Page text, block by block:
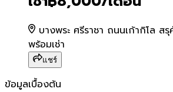
บางพระ ศรีราชา ถนนเก้ากิโล ส
พร้อมเช่า
แชร์
ข้อมูลเบื้องต้น